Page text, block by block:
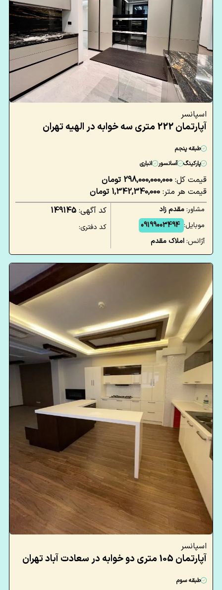
اسپانسر
آپارتمان 222 متری سه خوابه در الهیه تهران
طبقه پنجم
پارکینگ
آسانسور انباری
قیمت کل: 298,000,000,000 تومان
قیمت هر متر: 1,342,340,000 تومان
مشاور:مقدم زاد
موبایل: 09199003494
آژانس:املاک مقدم
کد آگهی: 149145
کد دفتری:
اسپانسر
آپارتمان 105 متری دو خوابه در سعادت آباد تهران
طبقه سوم